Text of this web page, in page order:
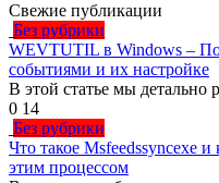
Свежие публикации
Без рубрики
WEVTUTIL в Windows –
событиями и их настройке
В этой статье мы детально
0 14
Без рубрики
Что такое Msfeedssyncexe
этим процессом